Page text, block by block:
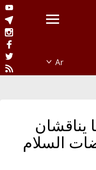
يناقشان
السلام